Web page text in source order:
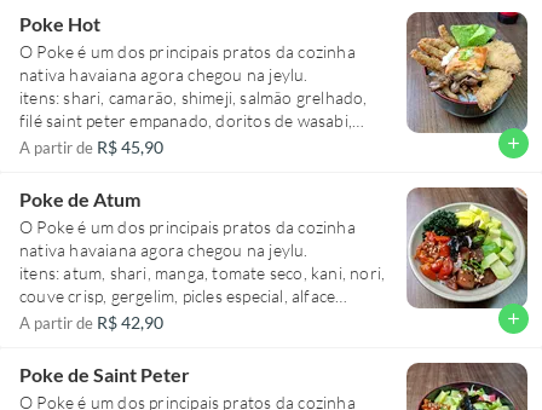
observação do prato)
Poke Hot
O Poke é um dos principais pratos da cozinha
nativa havaiana agora chegou na jeylu.
itens: shari, camarão, shimeji, salmão grelhado,
filé saint peter empanado, doritos de wasabi,
cream cheese e alface americana.
observação do prato)
A partir de R$ 45,90 add
Poke de Atum
O Poke é um dos principais pratos da cozinha
nativa havaiana agora chegou na jeylu.
itens: atum, shari, manga, tomate seco, kani, nori,
couve crisp, gergelim, picles especial, alface
americana.
observação do prato)
A partir de R$ 42,90 add
Poke de Saint Peter
O Poke é um dos principais pratos da cozinha